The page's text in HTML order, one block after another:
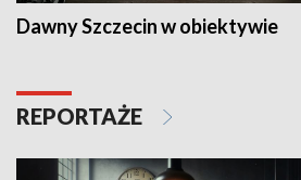
Dawny Szczecin w obiektywie
REPORTAŻE